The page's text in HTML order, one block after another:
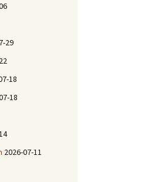
29
18
18
2026-07-11